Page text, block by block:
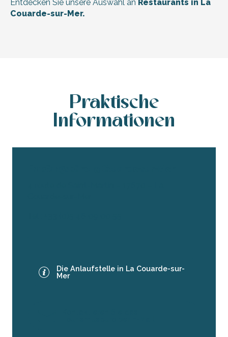
Entdecken Sie unsere Auswahl an Restaurants in La
Couarde-sur-Mer.
Restaurant Le Pas Sage du Marché
Praktische
Informationen
Die Anlaufstelle in La Couarde-sur-
Mer